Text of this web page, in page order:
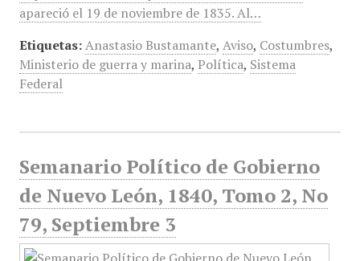
apareció el 19 de noviembre de 1835. Al…
Etiquetas: Anastasio Bustamante, Aviso, Costumbres,
Ministerio de guerra y marina, Política, Sistema
Federal
Semanario Político de Gobierno
de Nuevo León, 1840, Tomo 2, No
79, Septiembre 3